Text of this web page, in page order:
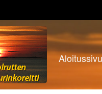
Aloitussivu